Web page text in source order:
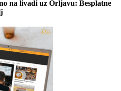
na livadi uz Orljavu: Besplatne